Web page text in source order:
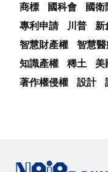
商標
國科會 國衛
專利申請
川普 新
智慧財產權
智慧
知識產權
稀土 美
著作權侵權
設計